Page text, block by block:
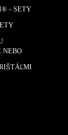
- SETY
NEBO